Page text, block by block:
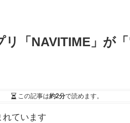
「NAVITIME」が
この記事は約2分で読めます。
ています